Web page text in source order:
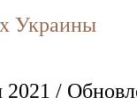
Украины
/